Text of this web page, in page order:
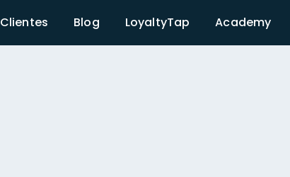
Clientes Blog LoyaltyTap Academy